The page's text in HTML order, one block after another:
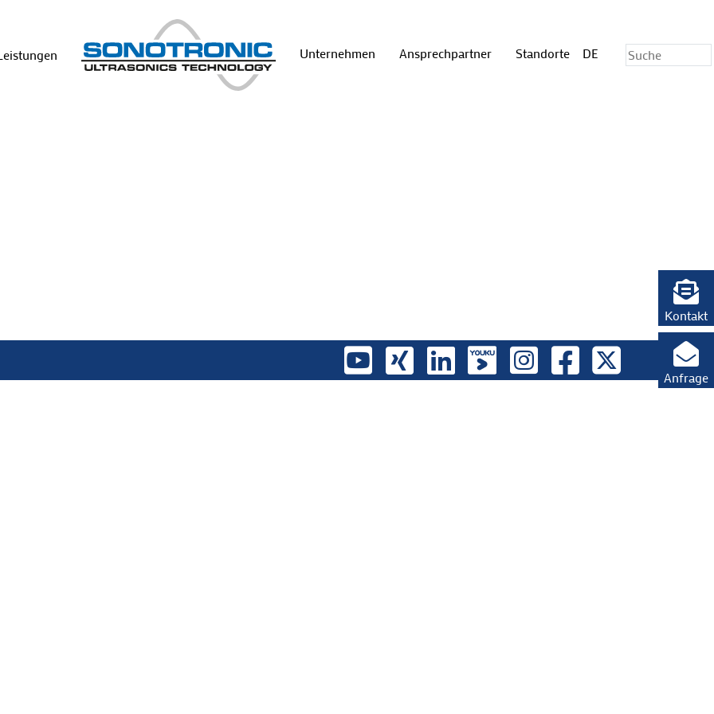
Kontakt
Anfrage
Unternehmen Ansprechpartner Standorte DE